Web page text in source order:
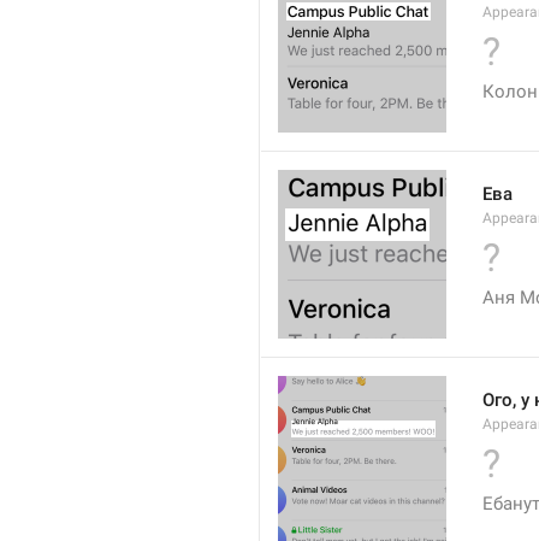
?
Ева
?
Аня
Ого, у
?